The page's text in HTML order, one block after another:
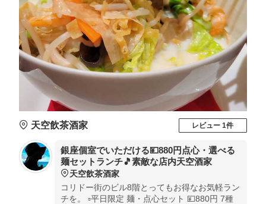
天空飲茶酒家 レビュー 1件
銀座個室でいただける💴880円点心・選べる
麺セットランチ🎵素敵な店内天空酒家
天空飲茶酒家
コリドー街のビル8階とってもお得なお気軽ラン
チを。 ▫️平日限定 麺・点心セット 💴880円 7種